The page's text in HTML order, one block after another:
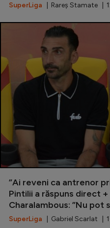
SuperLiga | Rareș Stamate |
”Ai reveni ca antrenor
Pintilii a răspuns direct
Charalambous: ”Nu pot
SuperLiga | Gabriel Scarlat |